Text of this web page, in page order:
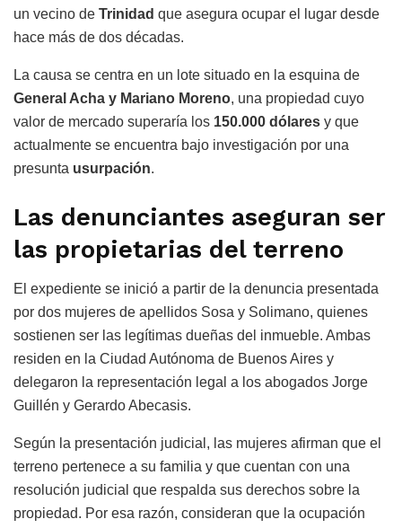
un vecino de Trinidad que asegura ocupar el lugar desde
hace más de dos décadas.
La causa se centra en un lote situado en la esquina de
General Acha y Mariano Moreno, una propiedad cuyo
valor de mercado superaría los 150.000 dólares y que
actualmente se encuentra bajo investigación por una
presunta usurpación.
Las denunciantes aseguran ser
las propietarias del terreno
El expediente se inició a partir de la denuncia presentada
por dos mujeres de apellidos Sosa y Solimano, quienes
sostienen ser las legítimas dueñas del inmueble. Ambas
residen en la Ciudad Autónoma de Buenos Aires y
delegaron la representación legal a los abogados Jorge
Guillén y Gerardo Abecasis.
Según la presentación judicial, las mujeres afirman que el
terreno pertenece a su familia y que cuentan con una
resolución judicial que respalda sus derechos sobre la
propiedad. Por esa razón, consideran que la ocupación